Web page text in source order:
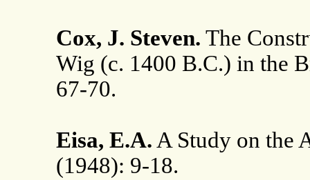
Cox, J. Steven. The
Wig (c. 1400 B.C.) in the
67-70.
Eisa, E.A. A Study on the
(1948): 9-18.